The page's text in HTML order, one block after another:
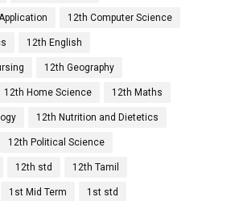
12th Computer Science
12th English
12th Geography
12th Home Science 12th Maths
12th Nutrition and Dietetics
12th Political Science
12th std 12th Tamil
1st Mid Term 1st std